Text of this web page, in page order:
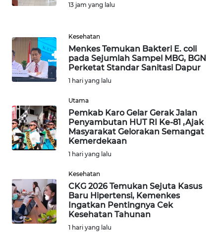
13 jam yang lalu
Kesehatan
Menkes Temukan Bakteri E. coli
pada Sejumlah Sampel MBG, BGN
Perketat Standar Sanitasi Dapur
1 hari yang lalu
Utama
Pemkab Karo Gelar Gerak Jalan
Penyambutan HUT RI Ke-81 ,Ajak
Masyarakat Gelorakan Semangat
Kemerdekaan
1 hari yang lalu
Kesehatan
CKG 2026 Temukan Sejuta Kasus
Baru Hipertensi, Kemenkes
Ingatkan Pentingnya Cek
Kesehatan Tahunan
1 hari yang lalu
JAMBI
SULTRA
WN
NTB
WN
SULTENG
WN
SULBAR
WN
BABEL
WN
SUMBAR